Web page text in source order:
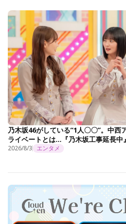
乃木坂46がしている“1人〇〇”。中西
ライベートとは…『乃木坂工事延長中
2026/8/3 エンタメ